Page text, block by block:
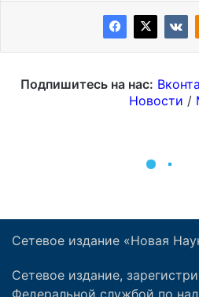
Сетевое издание «Новая
Сетевое издание,
Федеральной службой по